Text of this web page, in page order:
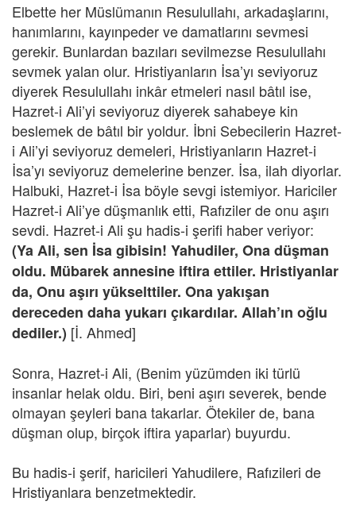
Elbette her Müslümanın Resulullahı, arkadaşlarını,
hanımlarını, kayınpeder ve damatlarını sevmesi
gerekir. Bunlardan bazıları sevilmezse Resulullahı
sevmek yalan olur. Hristiyanların İsa’yı seviyoruz
diyerek Resulullahı inkâr etmeleri nasıl bâtıl ise,
Hazret-i Ali’yi seviyoruz diyerek sahabeye kin
beslemek de bâtıl bir yoldur. İbni Sebecilerin Hazret-
i Ali’yi seviyoruz demeleri, Hristiyanların Hazret-i
İsa’yı seviyoruz demelerine benzer. İsa, ilah diyorlar.
Halbuki, Hazret-i İsa böyle sevgi istemiyor. Hariciler
Hazret-i Ali’ye düşmanlık etti, Rafıziler de onu aşırı
sevdi. Hazret-i Ali şu hadis-i şerifi haber veriyor:
(Ya Ali, sen İsa gibisin! Yahudiler, Ona düşman
oldu. Mübarek annesine iftira ettiler. Hristiyanlar
da, Onu aşırı yükselttiler. Ona yakışan
dereceden daha yukarı çıkardılar. Allah’ın oğlu
dediler.) [İ. Ahmed]
Sonra, Hazret-i Ali, (Benim yüzümden iki türlü
insanlar helak oldu. Biri, beni aşırı severek, bende
olmayan şeyleri bana takarlar. Ötekiler de, bana
düşman olup, birçok iftira yaparlar) buyurdu.
Bu hadis-i şerif, haricileri Yahudilere, Rafızileri de
Hristiyanlara benzetmektedir.